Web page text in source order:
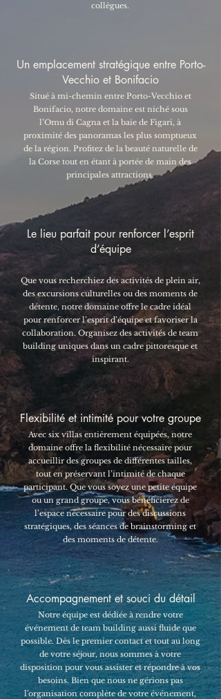
collègues.
Un emplacement stratégique entre Porto-
Vecchio et Bonifacio
Situé à mi-chemin entre Porto-Vecchio et
Bonifacio, notre domaine est niché sous
l’Omu di Cagna et la baie de Figari, à
proximité des panoramas les plus somptueux
de la région. Profitez de la beauté naturelle de
la Corse tout en étant à portée de main des
principales attractions.
Le lieu parfait pour renforcer l’esprit
d’équipe
Que vous recherchiez des activités de plein air,
des excursions culturelles ou des moments de
détente, notre domaine offre le cadre idéal
pour renforcer l’esprit d’équipe et favoriser la
collaboration. Organisez des activités de team
building uniques dans un cadre pittoresque et
inspirant.
Flexibilité et intimité pour votre groupe
Avec six villas entièrement équipées, notre
domaine offre la flexibilité nécessaire pour
accueillir des groupes de différentes tailles,
tout en préservant l’intimité de chaque
participant. Que vous soyez une petite équipe
ou un grand groupe, vous bénéficierez de
l’espace nécessaire pour des discussions
stratégiques, des séances de brainstorming et
des moments de détente.
Accompagnement et souci du détail
Notre équipe est dédiée à rendre votre
événement de team building aussi fluide que
possible. Dès le premier contact et tout au long
de votre séjour, nous sommes à votre
disposition pour vous assister et répondre à vos
besoins. Bien que nous ne gérions pas
l'organisation complète de votre événement,